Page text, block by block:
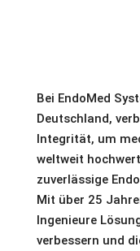
Bei EndoMed
Deutschland,
Integrität, um
weltweit
zuverlässige
Mit über 25
Ingenieure
verbessern und